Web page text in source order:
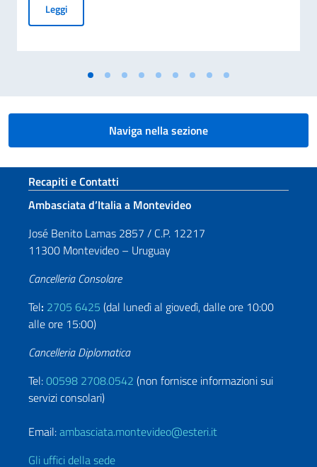
LeggiGRADUATORIA FINALE DELLE BORSE DI STUDIO
Naviga nella sezione
Sezione footer
Recapiti e Contatti
Ambasciata d’Italia a Montevideo
José Benito Lamas 2857 / C.P. 12217
11300 Montevideo – Uruguay
Cancelleria Consolare
Tel: 2705 6425 (dal lunedì al giovedì, dalle ore 10:00
alle ore 15:00)
Cancelleria Diplomatica
Tel:00598 2708.0542 (non fornisce informazioni sui
servizi consolari)
Email:ambasciata.montevideo@esteri.it
Gli uffici della sede